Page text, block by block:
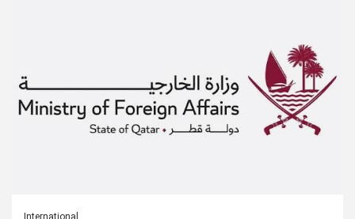
International